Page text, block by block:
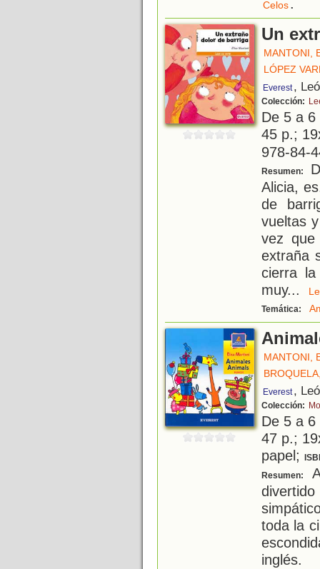
Celos.
Un
MANTONI,
LÓPEZ
Everest ,
Colección:
De 5 a
45 p.;
978-84-
Resumen:
Alicia,
de
vueltas
vez
extraña
cierra
muy...
Temática:
MANTONI,
Everest ,
Colección:
De 5 a
47 p.;
papel;
Resumen:
toda la
inglés.